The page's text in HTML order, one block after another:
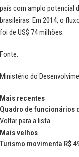
país com amplo potencial
brasileiras. Em 2014, o
foi de US$ 74 milhões.
Fonte:
Ministério do
Mais recentes
Quadro de funcionários
Voltar para a lista
Mais velhos
Turismo movimenta R$